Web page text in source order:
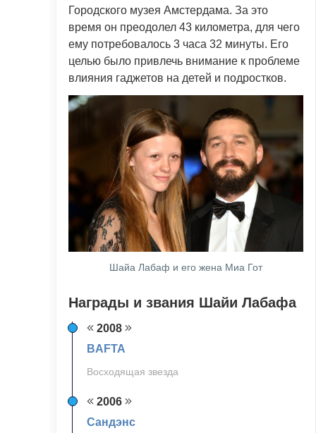
Городского музея Амстердама. За это
время он преодолел 43 километра, для чего
ему потребовалось 3 часа 32 минуты. Его
целью было привлечь внимание к проблеме
влияния гаджетов на детей и подростков.
Шайа Лабаф и его жена Миа Гот
Награды и звания Шайи Лабафа
2008
BAFTA
Восходящая звезда
2006
Сандэнс